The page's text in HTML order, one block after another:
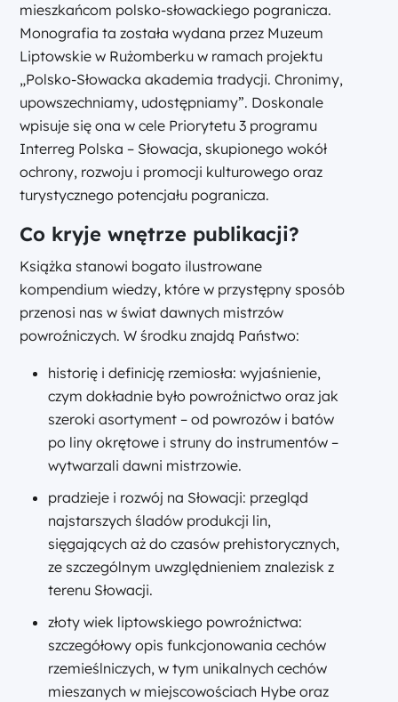
mieszkańcom polsko-słowackiego pogranicza.
Monografia ta została wydana przez Muzeum
Liptowskie w Rużomberku w ramach projektu
„Polsko-Słowacka akademia tradycji. Chronimy,
upowszechniamy, udostępniamy”. Doskonale
wpisuje się ona w cele Priorytetu 3 programu
Interreg Polska – Słowacja, skupionego wokół
ochrony, rozwoju i promocji kulturowego oraz
turystycznego potencjału pogranicza.
Co kryje wnętrze publikacji?
Książka stanowi bogato ilustrowane
kompendium wiedzy, które w przystępny sposób
przenosi nas w świat dawnych mistrzów
powroźniczych. W środku znajdą Państwo:
historię i definicję rzemiosła: wyjaśnienie,
czym dokładnie było powroźnictwo oraz jak
szeroki asortyment – od powrozów i batów
po liny okrętowe i struny do instrumentów –
wytwarzali dawni mistrzowie.
pradzieje i rozwój na Słowacji: przegląd
najstarszych śladów produkcji lin,
sięgających aż do czasów prehistorycznych,
ze szczególnym uwzględnieniem znalezisk z
terenu Słowacji.
złoty wiek liptowskiego powroźnictwa:
szczegółowy opis funkcjonowania cechów
rzemieślniczych, w tym unikalnych cechów
mieszanych w miejscowościach Hybe oraz